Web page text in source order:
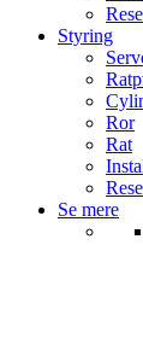
Styring
Ror
Rat
Se mere